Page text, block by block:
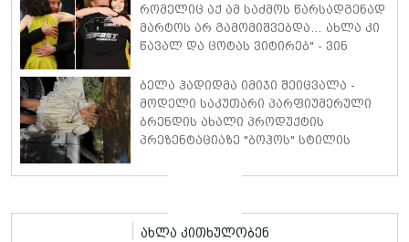
რომელიც აქ ამ საძმოს წარსადგენად
მარტოს არ გამომიშვებდა… ახლა კი
წავალ და ცოტას ვიტირებ" - ვინ
პოლ უოკერის ქალიშვილს ემოციური
სიტყვებით მიმართავს
ბელა ჰადიდმა იმიჯი შეიცვალა -
მოდელი საკუთარი პარფიუმერული
ბრენდის ახალი პროდუქტის
პრეზენტაციაზე "ბოჰოს" სტილის
მინიკაბით გამოჩნდა
ახლა კითხულობენ